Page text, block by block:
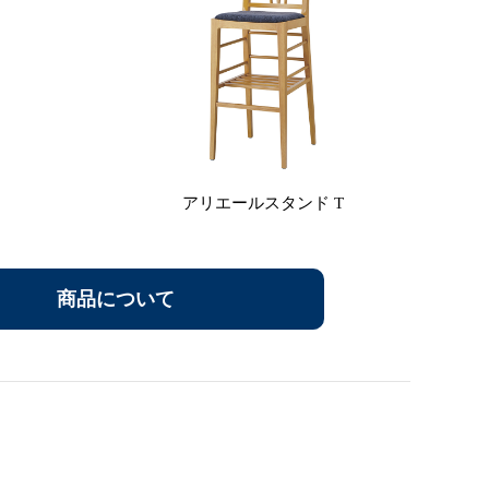
アリエールスタンド T
商品について